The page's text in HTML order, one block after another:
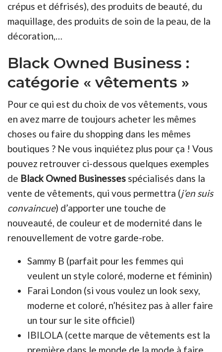
crépus et défrisés), des produits de beauté, du
maquillage, des produits de soin de la peau, de la
décoration,…
Black Owned Business :
catégorie « vêtements »
Pour ce qui est du choix de vos vêtements, vous
en avez marre de toujours acheter les mêmes
choses ou faire du shopping dans les mêmes
boutiques ? Ne vous inquiétez plus pour ça ! Vous
pouvez retrouver ci-dessous quelques exemples
de Black Owned Businesses spécialisés dans la
vente de vêtements, qui vous permettra (j’en suis
convaincue) d’apporter une touche de
nouveauté, de couleur et de modernité dans le
renouvellement de votre garde-robe.
Sammy B (parfait pour les femmes qui
veulent un style coloré, moderne et féminin)
Farai London (si vous voulez un look sexy,
moderne et coloré, n’hésitez pas à aller faire
un tour sur le site officiel)
IBILOLA (cette marque de vêtements est la